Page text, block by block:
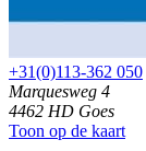
+31(0)113-362 050
Marquesweg 4
4462 HD Goes
Toon op de kaart